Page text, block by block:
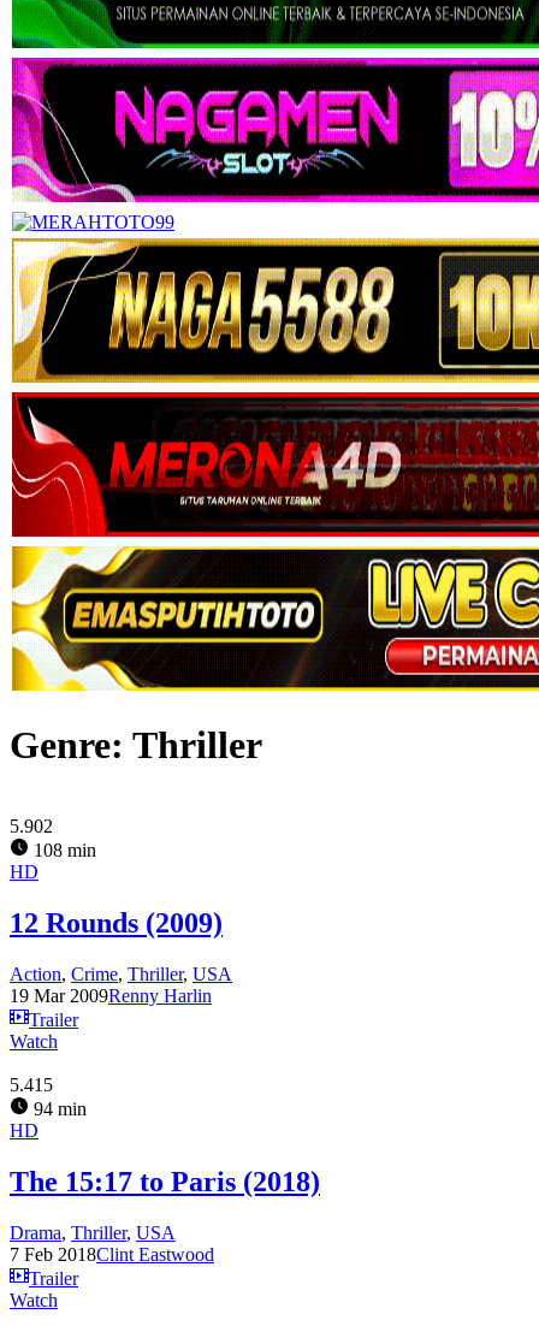
Genre: Thriller
5.902
108 min
HD
12 Rounds (2009)
Action, Crime, Thriller, USA
19 Mar 2009Renny Harlin
Trailer
Watch
5.415
94 min
HD
The 15:17 to Paris (2018)
Drama, Thriller, USA
7 Feb 2018Clint Eastwood
Trailer
Watch